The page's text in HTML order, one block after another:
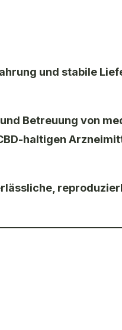
und stabile
Betreuung von
haltigen